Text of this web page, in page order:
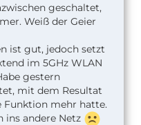
geschaltet,
Weiß der Geier
ist gut, jedoch setzt
im 5GHz WLAN
gestern
mit dem Resultat
Funktion mehr hatte.
ins andere Netz